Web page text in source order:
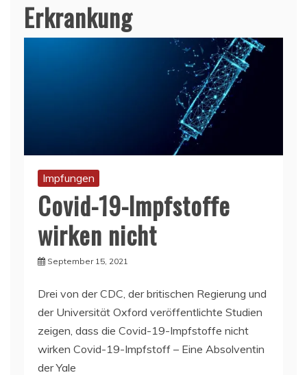
Erkrankung
Impfungen
Covid-19-Impfstoffe
wirken nicht
September 15, 2021
Drei von der CDC, der britischen Regierung und
der Universität Oxford veröffentlichte Studien
zeigen, dass die Covid-19-Impfstoffe nicht
wirken Covid-19-Impfstoff – Eine Absolventin
der Yale